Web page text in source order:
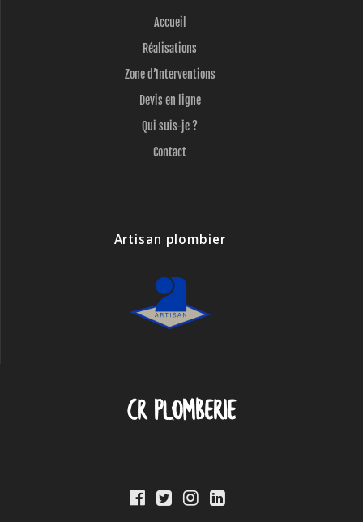
Accueil
Réalisations
Zone d’Interventions
Devis en ligne
Qui suis-je ?
Contact
Artisan plombier
CR Plomberie